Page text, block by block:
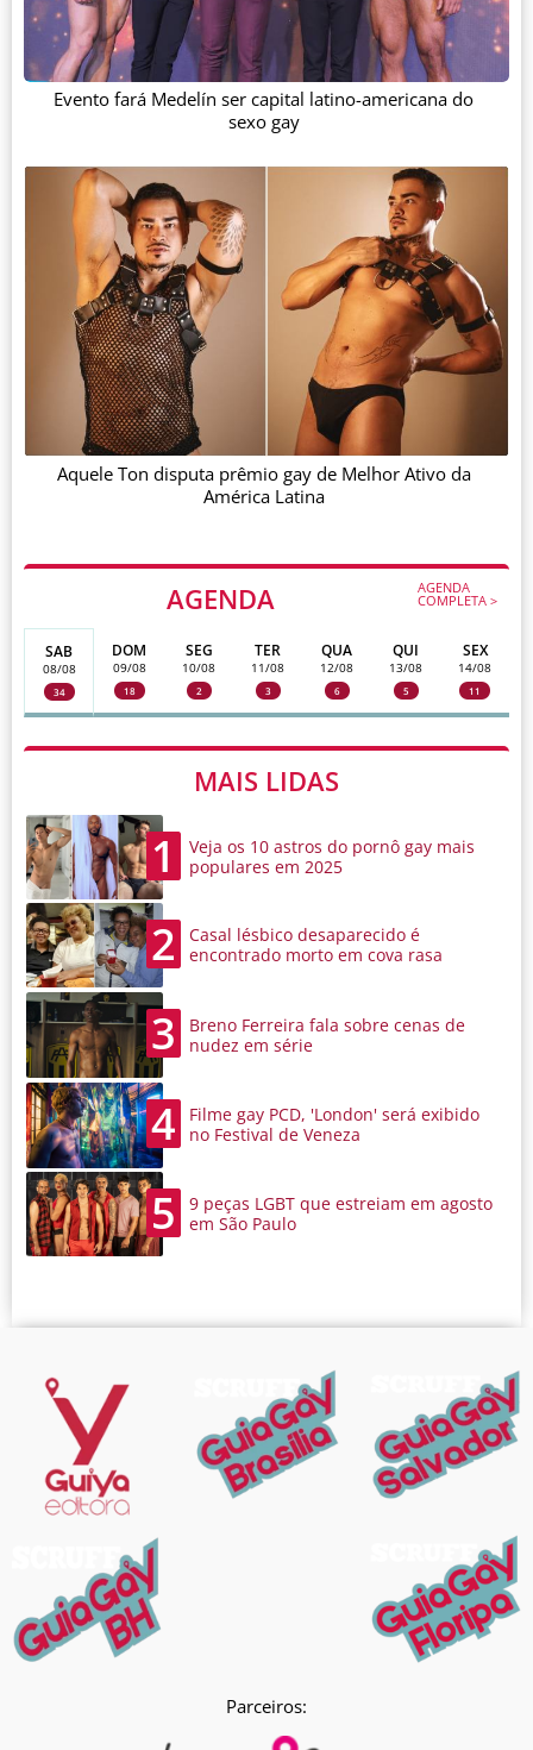
AGENDA AGENDA
COMPLETA >
SAB
08/08
34
DOM
09/08
18
SEG
10/08
2
TER
11/08
3
QUA
12/08
6
QUI
13/08
5
SEX
14/08
11
MAIS LIDAS
1
Veja os 10 astros do pornô gay mais
populares em 2025
2
Casal lésbico desaparecido é
encontrado morto em cova rasa
3
Breno Ferreira fala sobre cenas de
nudez em série
4
Filme gay PCD, 'London' será exibido
no Festival de Veneza
5
9 peças LGBT que estreiam em agosto
em São Paulo
Evento fará Medelín ser capital latino-americana do
sexo gay
Aquele Ton disputa prêmio gay de Melhor Ativo da
América Latina
Parceiros: